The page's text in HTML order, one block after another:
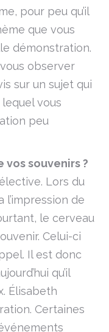
pour peu qu’il
que vous
démonstration.
observer
sur un sujet qui
vous
peu
souvenirs ?
Lors du
l’impression de
le cerveau
Celui-ci
Il est donc
qu’il
Élisabeth
Certaines